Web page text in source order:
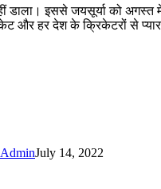
डाला। इससे जयसूर्या को अगस्त
और हर देश के क्रिकेटरों से
July 14, 2022